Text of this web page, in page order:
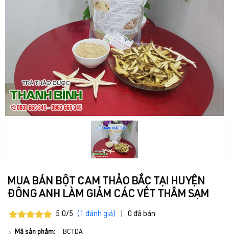
MUA BÁN BỘT CAM THẢO BẮC TẠI HUYỆN
ĐÔNG ANH LÀM GIẢM CÁC VẾT THÂM SẠM
5.0/5 (1 đánh giá) 0 đã bán
Mã sản phẩm: BCTDA